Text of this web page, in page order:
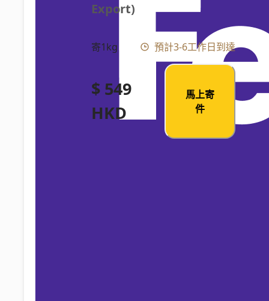
Export)
寄1kg 預計3-6工作日到達
$ 549
HKD
馬上寄
件